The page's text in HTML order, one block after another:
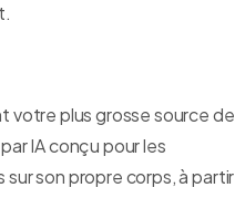
votre plus grosse source de
IA conçu pour les
son propre corps, à partir